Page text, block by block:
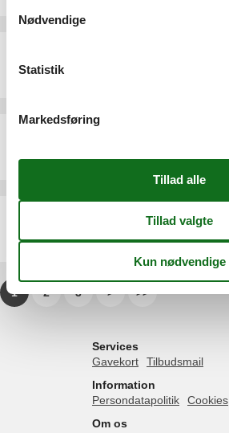
Emne nr.:548-999221411
6 personer
4 personer
1 2 3 > >>
Services
Gavekort
Tilbudsmail
Information
Persondatapolitik
Cookies
Om os
Nødvendige
Statistik
Markedsføring